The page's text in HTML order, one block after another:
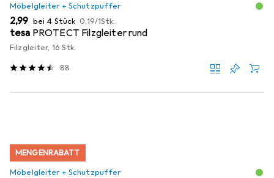
Möbelgleiter + Schutzpuffer
EUR
2,99 bei 4 Stück EUR
0,19/1Stk.
tesa PROTECT Filzgleiter rund
Filzgleiter, 16 Stk.
88
MENGENRABATT
Möbelgleiter + Schutzpuffer